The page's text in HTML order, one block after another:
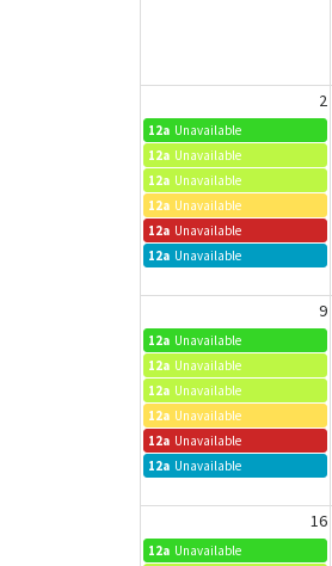
2
12a Unavailable
12a Unavailable
12a Unavailable
12a Unavailable
12a Unavailable
12a Unavailable
9
12a Unavailable
12a Unavailable
12a Unavailable
12a Unavailable
12a Unavailable
12a Unavailable
16
12a Unavailable